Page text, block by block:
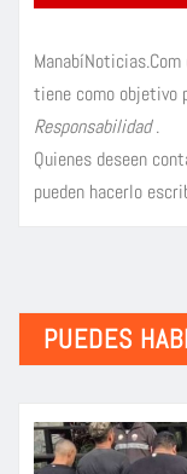
tiene como objetivo
Responsabilidad.
Quienes deseen
pueden hacerlo
PUEDES